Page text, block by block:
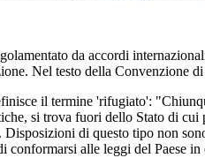
da accordi
Nel testo della
il termine 'rifugiato':
si trova fuori dello Stato di
di questo tipo non
alle leggi del Paese